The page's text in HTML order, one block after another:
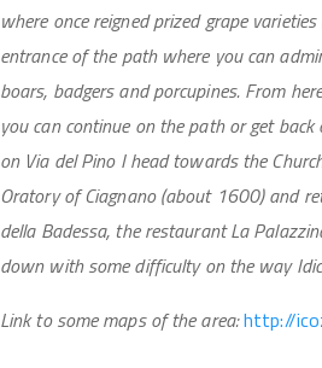
where once reigned prized grape
entrance of the path where you can
boars, badgers and porcupines. From
you can continue on the path or get
on Via del Pino I head towards the
Oratory of Ciagnano (about 1600) and
della Badessa, the restaurant La
down with some difficulty on the way
Link to some maps of the area:http://